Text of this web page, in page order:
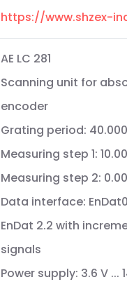
https://www.shzex-
AE LC 281
Scanning unit for
encoder
Grating period:
Measuring step 1:
Measuring step 2:
Data interface:
EnDat 2.2 with
signals
Power supply: 3.6 V ...